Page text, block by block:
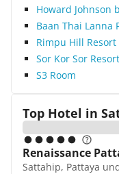
Howard Johnson
Baan Thai Lanna
Rimpu Hill Resort
Sor Kor Sor Resort
S3 Room
Top Hotel in
Renaissance
Sattahip, Pattaya